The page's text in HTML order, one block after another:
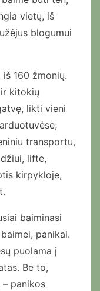
vietų, iš
blogumui
160 žmonių.
kitokių
likti vieni
transportu,
lifte,
kirpykloje,
baiminasi
panikai.
puolama į
Be to,
panikos